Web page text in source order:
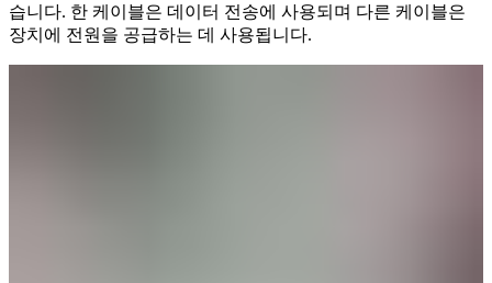
습니다. 한 케이블은 데이터 전송에 사용되며 다른 케이블은
장치에 전원을 공급하는 데 사용됩니다.